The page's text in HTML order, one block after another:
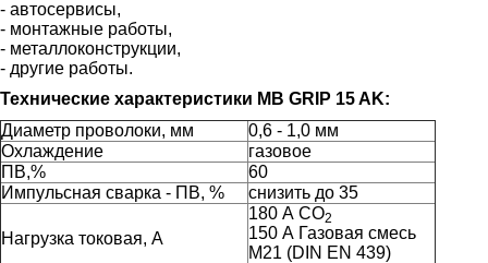
- автосервисы,
- монтажные работы,
- металлоконструкции,
- другие работы.
Технические характеристики MB GRIP 15 AK:
Диаметр проволоки, мм
0,6 - 1,0 мм
Охлаждение
газовое
ПВ,%
60
Импульсная сварка - ПВ, %
снизить до 35
Нагрузка токовая, А
180 А СО2
150 А Газовая смесь
М21 (DIN EN 439)